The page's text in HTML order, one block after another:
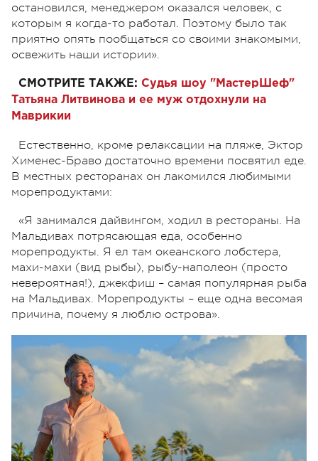
остановился, менеджером оказался человек, с
которым я когда-то работал. Поэтому было так
приятно опять пообщаться со своими знакомыми,
освежить наши истории».
СМОТРИТЕ ТАКЖЕ: Судья шоу "МастерШеф"
Татьяна Литвинова и ее муж отдохнули на
Маврикии
Естественно, кроме релаксации на пляже, Эктор
Хименес-Браво достаточно времени посвятил еде.
В местных ресторанах он лакомился любимыми
морепродуктами:
«Я занимался дайвингом, ходил в рестораны. На
Мальдивах потрясающая еда, особенно
морепродукты. Я ел там океанского лобстера,
махи-махи (вид рыбы), рыбу-наполеон (просто
невероятная!), джекфиш – самая популярная рыба
на Мальдивах. Морепродукты – еще одна весомая
причина, почему я люблю острова».